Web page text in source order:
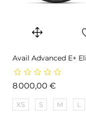
Avail Advanced E+
8 000,00 €
XS S M L